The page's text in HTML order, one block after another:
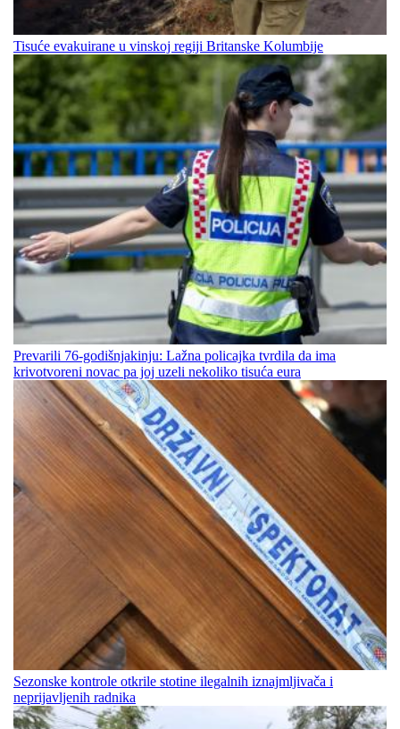
Tisuće evakuirane u vinskoj regiji Britanske Kolumbije
Prevarili 76-godišnjakinju: Lažna policajka tvrdila da ima
krivotvoreni novac pa joj uzeli nekoliko tisuća eura
Sezonske kontrole otkrile stotine ilegalnih iznajmljivača i
neprijavljenih radnika